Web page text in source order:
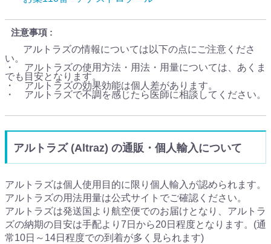
注意事項
アルトラズの情報については以下の点にご注意くださ
い。
・ アルトラズの使用方法・用法・用量については、あくま
でも目安となります。
・ アルトラズの効果効能は個人差があります。
・ アルトラズで不調を感じたら医師に相談してください。
アルトラズ (Altraz) の通販・個人輸入について
アルトラズは個人使用目的に限り個人輸入が認められます。
アルトラズの用法用量は公式サイトでご確認ください。
アルトラズは発送国より航空便でのお届けとなり、アルトラ
ズの納期の目安は手配より7日から20日程度となります。(通
常10日～14日程度での到着が多く見られます)